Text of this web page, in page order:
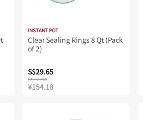
INSTANT POT
Clear Sealing Rings 8 Qt (Pack
of 2)
S$29.65
S$32.94
¥154.18